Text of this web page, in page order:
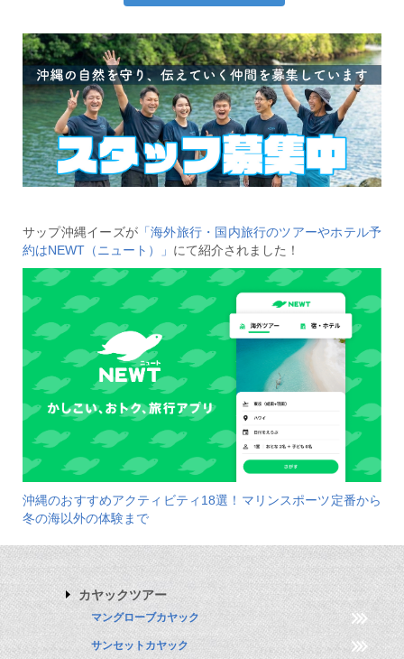
サップ沖縄イーズが 「海外旅行・国内旅行のツアーやホテル予
約はNEWT（ニュート）」 にて紹介されました！
沖縄のおすすめアクティビティ18選！マリンスポーツ定番から
冬の海以外の体験まで
カヤックツアー
マングローブカヤック
サンセットカヤック